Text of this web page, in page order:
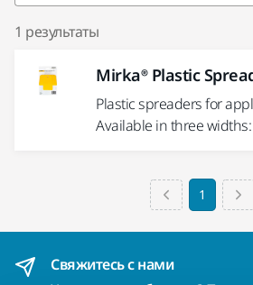
1 результаты
Mirka® Plastic
Plastic spreaders for
Available in three
1
Свяжитесь с нами